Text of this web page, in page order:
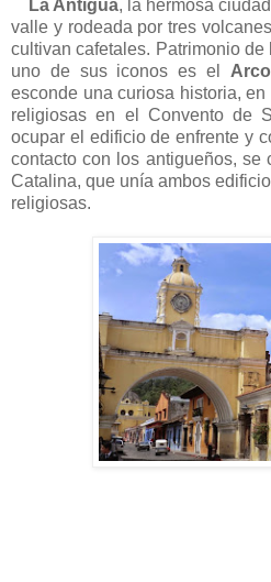
La Antigua, la hermosa
valle y rodeada por tres
cultivan cafetales. Patrimonio
uno de sus iconos es el
esconde una curiosa historia,
religiosas en el Convento de
ocupar el edificio de enfrente y
contacto con los antigueños, se
Catalina, que unía ambos
religiosas.